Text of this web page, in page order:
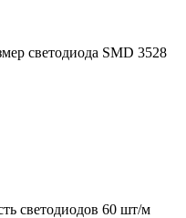
светодиода SMD 3528
светодиодов 60 шт/м